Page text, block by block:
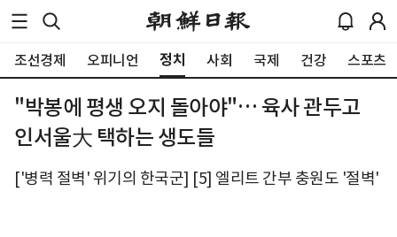
조선경제 오피니언 정치 사회 국제 건강 스포츠
"박봉에 평생 오지 돌아야"… 육사 관두고
인서울大 택하는 생도들
['병력 절벽' 위기의 한국군] [5] 엘리트 간부 충원도 '절벽'